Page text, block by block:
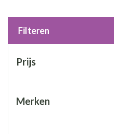
Filteren
Prijs
Merken